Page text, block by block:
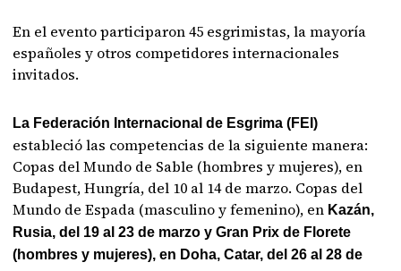
En el evento participaron 45 esgrimistas, la mayoría
españoles y otros competidores internacionales
invitados.
La Federación Internacional de Esgrima (FEI)
estableció las competencias de la siguiente manera:
Copas del Mundo de Sable (hombres y mujeres), en
Budapest, Hungría, del 10 al 14 de marzo. Copas del
Mundo de Espada (masculino y femenino), en Kazán,
Rusia, del 19 al 23 de marzo y Gran Prix de Florete
(hombres y mujeres), en Doha, Catar, del 26 al 28 de